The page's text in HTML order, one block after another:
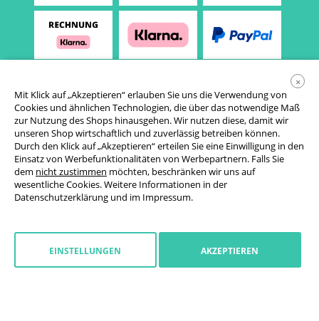
AGB
Datenschutzerklärung
Widerrufsrecht
×
Mit Klick auf „Akzeptieren“ erlauben Sie uns die Verwendung von
Cookies und ähnlichen Technologien, die über das notwendige Maß
zur Nutzung des Shops hinausgehen. Wir nutzen diese, damit wir
unseren Shop wirtschaftlich und zuverlässig betreiben können.
Durch den Klick auf „Akzeptieren“ erteilen Sie eine Einwilligung in den
Einsatz von Werbefunktionalitäten von Werbepartnern. Falls Sie
dem nicht zustimmen möchten, beschränken wir uns auf
wesentliche Cookies. Weitere Informationen in der
Datenschutzerklärung und im Impressum.
EINSTELLUNGEN AKZEPTIEREN